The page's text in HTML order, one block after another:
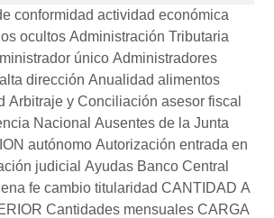
conformidad actividad económica
ocultos Administración Tributaria
único Administradores
alta dirección Anualidad alimentos
Arbitraje y Conciliación asesor fiscal
Nacional Ausentes de la Junta
autónomo Autorización entrada en
judicial Ayudas Banco Central
fe cambio titularidad CANTIDAD A
Cantidades mensuales CARGA